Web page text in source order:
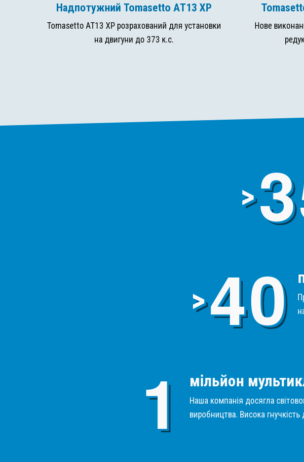
Надпотужний Tomasetto AT13 XP
Tomasetto AT13 XP розрахований для установки
на двигуни до 373 к.с.
Нове
>
>
1
мільйон
Наша компанія досягла
виробництва. Висока